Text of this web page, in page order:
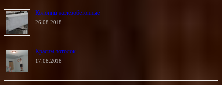
Колонны железобетонные
26.08.2018
Красим потолок
17.08.2018